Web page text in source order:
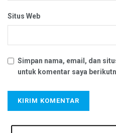
Situs Web
Simpan nama, email, dan
untuk komentar saya